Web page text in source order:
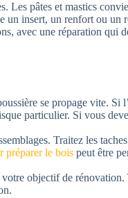
Les pâtes et mastics
un insert, un renfort ou un
avec une réparation qui
se propage vite. Si
particulier. Si vous
Traitez les
préparer le bois peut être
objectif de